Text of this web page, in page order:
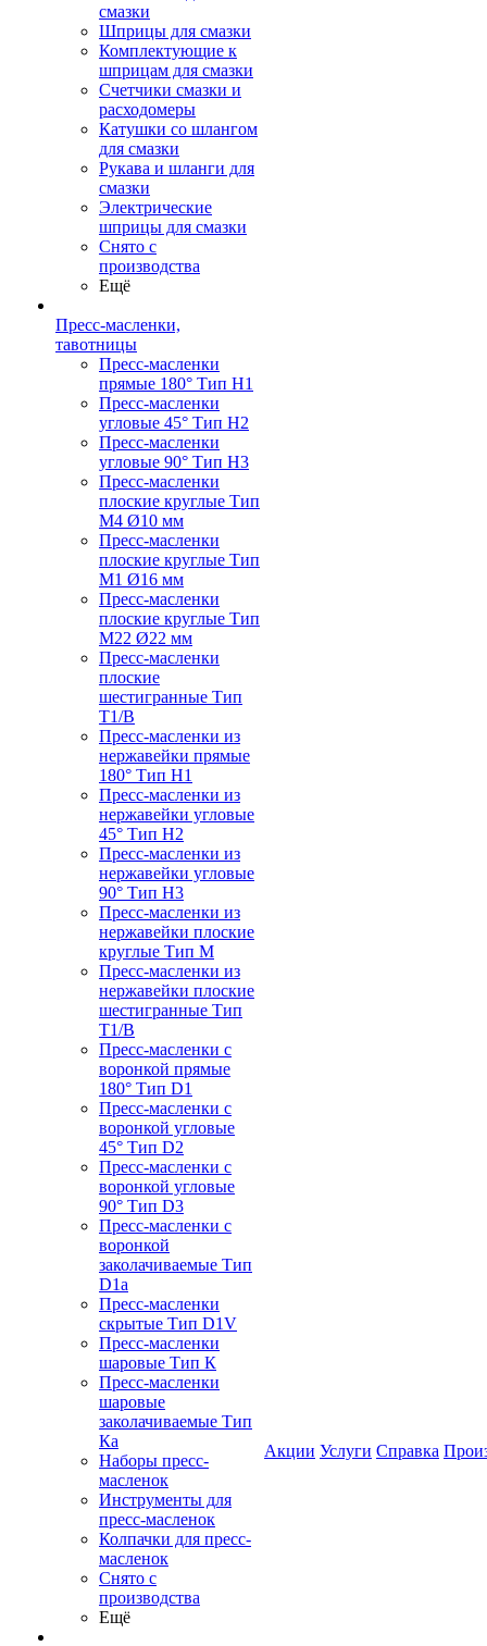
смазки
Шприцы для смазки
Комплектующие к
шприцам для смазки
Счетчики смазки и
расходомеры
Катушки со шлангом
для смазки
Рукава и шланги для
смазки
Электрические
шприцы для смазки
Снято с
производства
Ещё
Пресс-масленки,
тавотницы
Пресс-масленки
прямые 180° Тип H1
Пресс-масленки
угловые 45° Тип H2
Пресс-масленки
угловые 90° Тип H3
Пресс-масленки
плоские круглые Тип
M4 Ø10 мм
Пресс-масленки
плоские круглые Тип
M1 Ø16 мм
Пресс-масленки
плоские круглые Тип
M22 Ø22 мм
Пресс-масленки
плоские
шестигранные Тип
T1/B
Пресс-масленки из
нержавейки прямые
180° Тип H1
Пресс-масленки из
нержавейки угловые
45° Тип H2
Пресс-масленки из
нержавейки угловые
90° Тип H3
Пресс-масленки из
нержавейки плоские
круглые Тип M
Пресс-масленки из
нержавейки плоские
шестигранные Тип
T1/B
Пресс-масленки с
воронкой прямые
180° Тип D1
Пресс-масленки с
воронкой угловые
45° Тип D2
Пресс-масленки с
воронкой угловые
90° Тип D3
Пресс-масленки с
воронкой
заколачиваемые Тип
D1a
Пресс-масленки
скрытые Тип D1V
Пресс-масленки
шаровые Тип К
Пресс-масленки
шаровые
заколачиваемые Тип
Кa
Наборы пресс-
масленок
Инструменты для
пресс-масленок
Колпачки для пресс-
масленок
Снято с
производства
Ещё
Акции Услуги Справка